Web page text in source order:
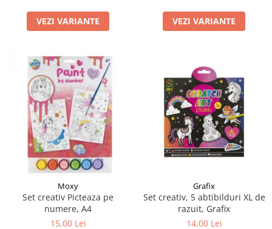
LEGO Art
LEGO Creator Expert
LEGO Ideas
LEGO Speed Champions
VEZI VARIANTE VEZI VARIANTE
Moxy
Set creativ Picteaza pe
numere, A4
15,00 Lei
Grafix
Set creativ, 5 abtibilduri XL de
razuit, Grafix
14,00 Lei